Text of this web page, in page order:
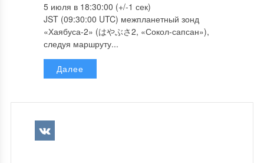
5 июля в 18:30:00 (+/-1 сек)
JST (09:30:00 UTC) межпланетный зонд
«Хаябуса-2» (はやぶさ2, «Сокол-сапсан»),
следуя маршруту...
Далее